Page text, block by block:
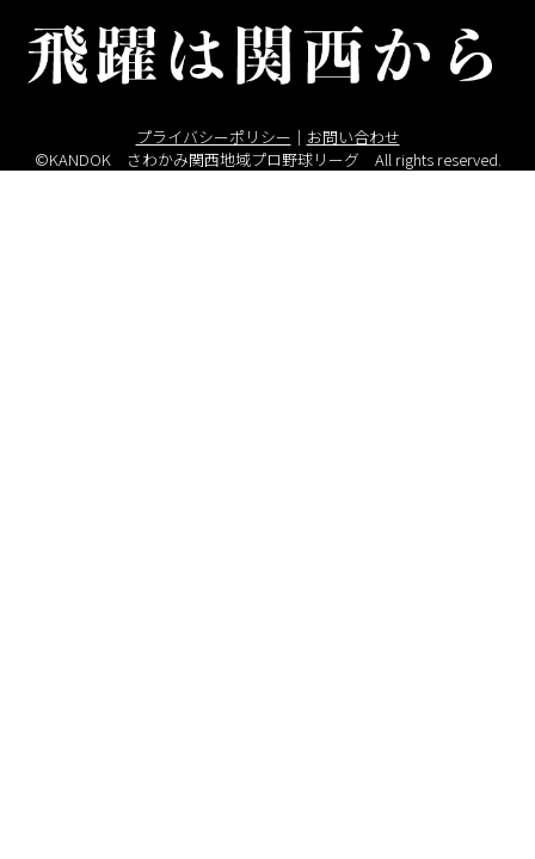
プライバシーポリシー ｜ お問い合わせ
©KANDOK さわかみ関西地域プロ野球リーグ All rights reserved.